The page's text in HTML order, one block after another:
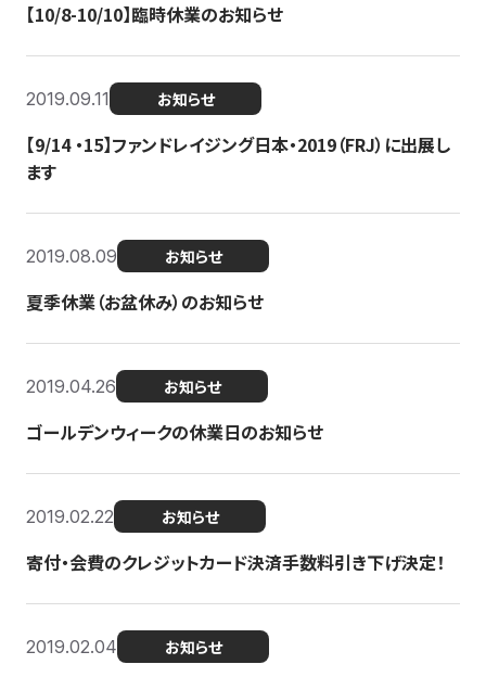
【10/8-10/10】臨時休業のお知らせ
2019.09.11 お知らせ
【9/14 ・15】ファンドレイジング日本・2019（FRJ）に出展し
ます
2019.08.09 お知らせ
夏季休業（お盆休み）のお知らせ
2019.04.26 お知らせ
ゴールデンウィークの休業日のお知らせ
2019.02.22 お知らせ
寄付・会費のクレジットカード決済手数料引き下げ決定！
2019.02.04 お知らせ